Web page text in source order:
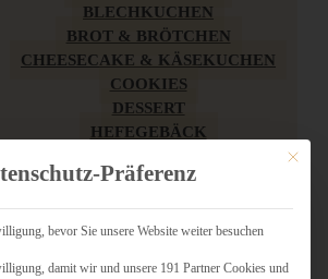
BLECHKUCHEN
BROT & BRÖTCHEN
CHEESECAKE & KÄSEKUCHEN
COOKIES
DESSERT
HEFEGEBÄCK
KUCHEN
LOW CARB & GESÜNDER
MY AMERICAN BAKERY
Mit
Präferenz
bevor Sie unsere Website weiter besuchen
damit wir und unsere 191 Partner Cookies und